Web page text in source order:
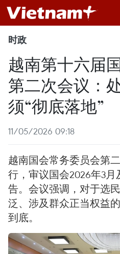
时政
越南第十六届
第二次会议：
须“彻底落地”
11/05/2026 09:18
越南国会常务委员会第
行，审议国会2026年3
告。会议强调，对于选
泛、涉及群众正当权益
到底。